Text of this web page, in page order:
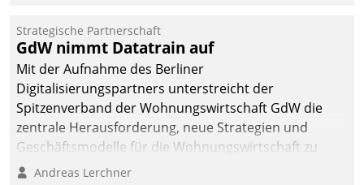
Strategische Partnerschaft
GdW nimmt Datatrain auf
Mit der Aufnahme des Berliner
Digitalisierungspartners unterstreicht der
Spitzenverband der Wohnungswirtschaft GdW die
zentrale Herausforderung, neue Strategien und
Geschäftsmodelle für die Wohnungswirtschaft zu
entwickeln.
Andreas Lerchner